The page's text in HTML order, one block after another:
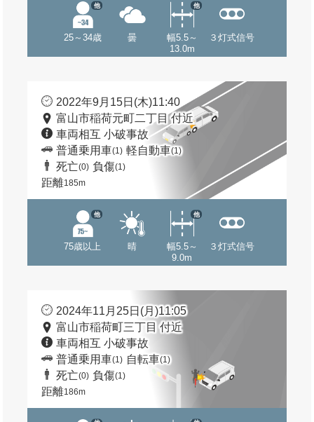
25～34歳
他
曇
幅5.5～
13.0m
他
３灯式信号
2022年9月15日(木)11:40
富山市稲荷元町二丁目 付近
車両相互 小破事故
普通乗用車(1) 軽自動車(1)
死亡(0) 負傷(1)
距離185m
75歳以上
他
晴
幅5.5～
9.0m
他
３灯式信号
2024年11月25日(月)11:05
富山市稲荷町三丁目 付近
車両相互 小破事故
普通乗用車(1) 自転車(1)
死亡(0) 負傷(1)
距離186m